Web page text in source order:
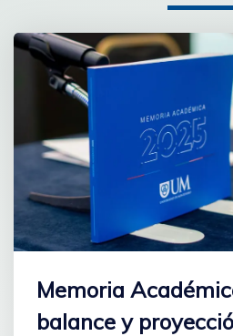
Memoria
balance y